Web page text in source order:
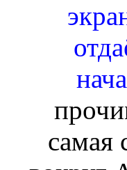
самая